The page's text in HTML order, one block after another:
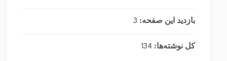
بازدید این صفحه: 3
کل نوشته‌ها: 134